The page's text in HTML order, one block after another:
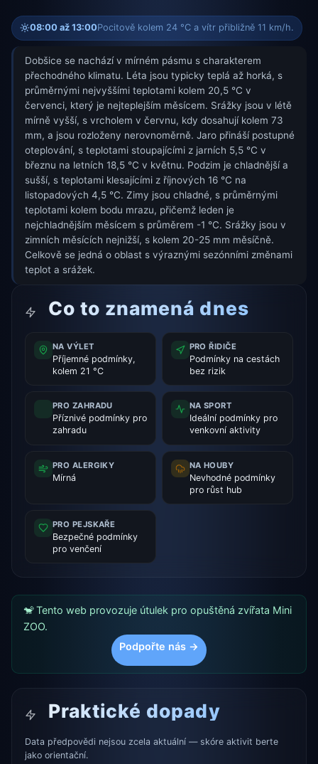
08:00 až 13:00Pocitově kolem 24 °C a vítr přibližně 11 km/h.
Dobšice se nachází v mírném pásmu s charakterem
přechodného klimatu. Léta jsou typicky teplá až horká, s
průměrnými nejvyššími teplotami kolem 20,5 °C v
červenci, který je nejteplejším měsícem. Srážky jsou v létě
mírně vyšší, s vrcholem v červnu, kdy dosahují kolem 73
mm, a jsou rozloženy nerovnoměrně. Jaro přináší postupné
oteplování, s teplotami stoupajícími z jarních 5,5 °C v
březnu na letních 18,5 °C v květnu. Podzim je chladnější a
sušší, s teplotami klesajícími z říjnových 16 °C na
listopadových 4,5 °C. Zimy jsou chladné, s průměrnými
teplotami kolem bodu mrazu, přičemž leden je
nejchladnějším měsícem s průměrem -1 °C. Srážky jsou v
zimních měsících nejnižší, s kolem 20-25 mm měsíčně.
Celkově se jedná o oblast s výraznými sezónními změnami
teplot a srážek.
Co to znamená dnes
NA VÝLET
Příjemné podmínky,
kolem 21 °C
PRO ŘIDIČE
Podmínky na cestách
bez rizik
PRO ZAHRADU
Příznivé podmínky pro
zahradu
NA SPORT
Ideální podmínky pro
venkovní aktivity
PRO ALERGIKY
Mírná
NA HOUBY
Nevhodné podmínky
pro růst hub
PRO PEJSKAŘE
Bezpečné podmínky
pro venčení
🐒 Tento web provozuje útulek pro opuštěná zvířata Mini
ZOO.
Podpořte nás →
Praktické dopady
Data předpovědi nejsou zcela aktuální — skóre aktivit berte
jako orientační.